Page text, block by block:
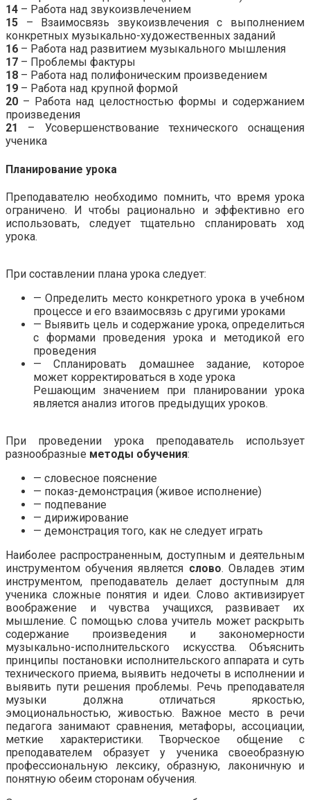
14 – Работа над звукоизвлечением
15 – Взаимосвязь звукоизвлечения с выполнением
конкретных музыкально-художественных заданий
16 – Работа над развитием музыкального мышления
17 – Проблемы фактуры
18 – Работа над полифоническим произведением
19 – Работа над крупной формой
20 – Работа над целостностью формы и содержанием
произведения
21
– Усовершенствование технического оснащения
ученика
Планирование урока
Преподавателю необходимо помнить, что время урока
ограничено. И чтобы рационально и эффективно его
использовать, следует тщательно спланировать ход
урока.
При составлении плана урока следует:
— Определить место конкретного урока в учебном
процессе и его взаимосвязь с другими уроками
— Выявить цель и содержание урока, определиться
с формами проведения урока и методикой его
проведения
— Спланировать домашнее задание, которое
может корректироваться в ходе урока
Решающим значением при планировании урока
является анализ итогов предыдущих уроков.
При проведении урока преподаватель использует
разнообразные методы обучения:
— словесное пояснение
— показ-демонстрация (живое исполнение)
— подпевание
— дирижирование
— демонстрация того, как не следует играть
Наиболее распространенным, доступным и деятельным
инструментом обучения является слово. Овладев этим
инструментом, преподаватель делает доступным для
ученика сложные понятия и идеи. Слово активизирует
воображение и чувства учащихся, развивает их
мышление. С помощью слова учитель может раскрыть
содержание произведения и закономерности
музыкально-исполнительского искусства. Объяснить
принципы постановки исполнительского аппарата и суть
технического приема, выявить недочеты в исполнении и
выявить пути решения проблемы. Речь преподавателя
музыки должна отличаться яркостью,
эмоциональностью, живостью. Важное место в речи
педагога занимают сравнения, метафоры, ассоциации,
меткие характеристики. Творческое общение с
преподавателем образует у ученика своеобразную
профессиональную лексику, образную, лаконичную и
понятную обеим сторонам обучения.